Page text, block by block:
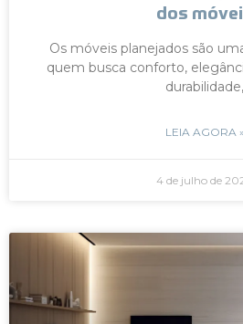
dos
Os móveis planejados são
quem busca conforto,
durabilidade,
LEIA AGORA »
4 de julho de